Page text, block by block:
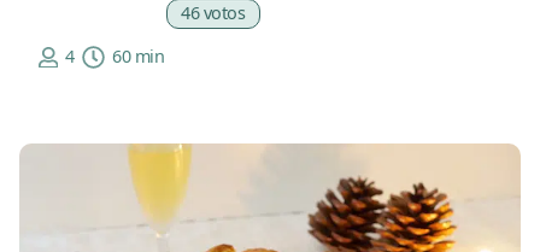
46 votos
4
60 min